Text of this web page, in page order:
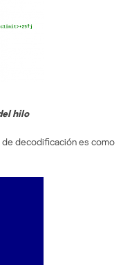
hilo
decodificación es como